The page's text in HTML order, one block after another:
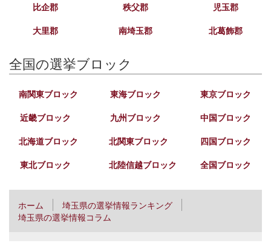
比企郡
秩父郡
児玉郡
大里郡
南埼玉郡 北葛飾郡
全国の選挙ブロック
南関東ブロック 東海ブロック
東京ブロック
近畿ブロック
九州ブロック
中国ブロック
北海道ブロック
北関東ブロック
四国ブロック
東北ブロック
北陸信越ブロック 全国ブロック
ホーム
埼玉県の選挙情報ランキング
埼玉県の選挙情報コラム